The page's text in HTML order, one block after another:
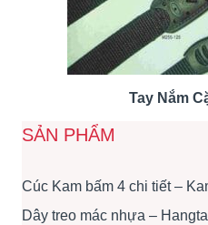
Tay Nắm
SẢN PHẨM
Cúc Kam bấm 4 chi tiết –
Dây treo mác nhựa –